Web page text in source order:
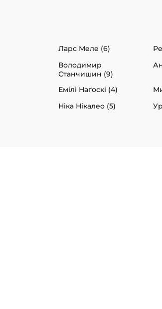
Ларс Меле (6)
Володимир
Станчишин (9)
Емілі Наґоскі (4)
Ніка Нікалео (5)